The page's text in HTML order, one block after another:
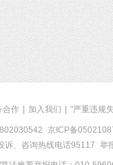
合作 加入我们 "严重违规
京ICP备
诉、咨询热线电话95117 举